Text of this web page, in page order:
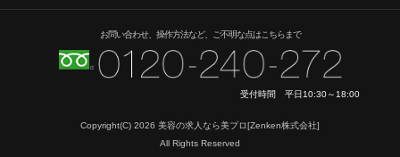
ニュースリリース
お問い合わせ、操作方法など、ご不明な点はこちらまで
受付時間 平日10:30～18:00
Copyright(C) 2026 美容の求人なら美プロ[Zenken株式会社]
All Rights Reserved